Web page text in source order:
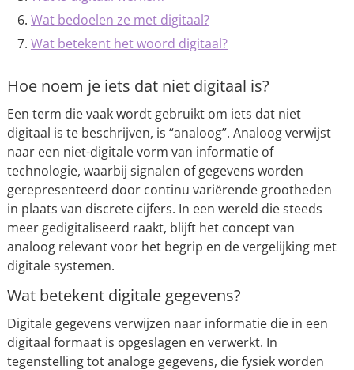
Wat bedoelen ze met digitaal?
Wat betekent het woord digitaal?
Hoe noem je iets dat niet digitaal is?
Een term die vaak wordt gebruikt om iets dat niet
digitaal is te beschrijven, is “analoog”. Analoog verwijst
naar een niet-digitale vorm van informatie of
technologie, waarbij signalen of gegevens worden
gerepresenteerd door continu variërende grootheden
in plaats van discrete cijfers. In een wereld die steeds
meer gedigitaliseerd raakt, blijft het concept van
analoog relevant voor het begrip en de vergelijking met
digitale systemen.
Wat betekent digitale gegevens?
Digitale gegevens verwijzen naar informatie die in een
digitaal formaat is opgeslagen en verwerkt. In
tegenstelling tot analoge gegevens, die fysiek worden